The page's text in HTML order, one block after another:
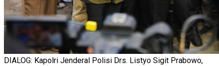
DIALOG: Kapolri Jenderal Polisi Drs. Listyo Sigit Prabowo,